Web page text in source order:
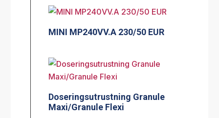
MINI MP240VV.A 230/50 EUR
Doseringsutrustning Granule
Maxi/Granule Flexi